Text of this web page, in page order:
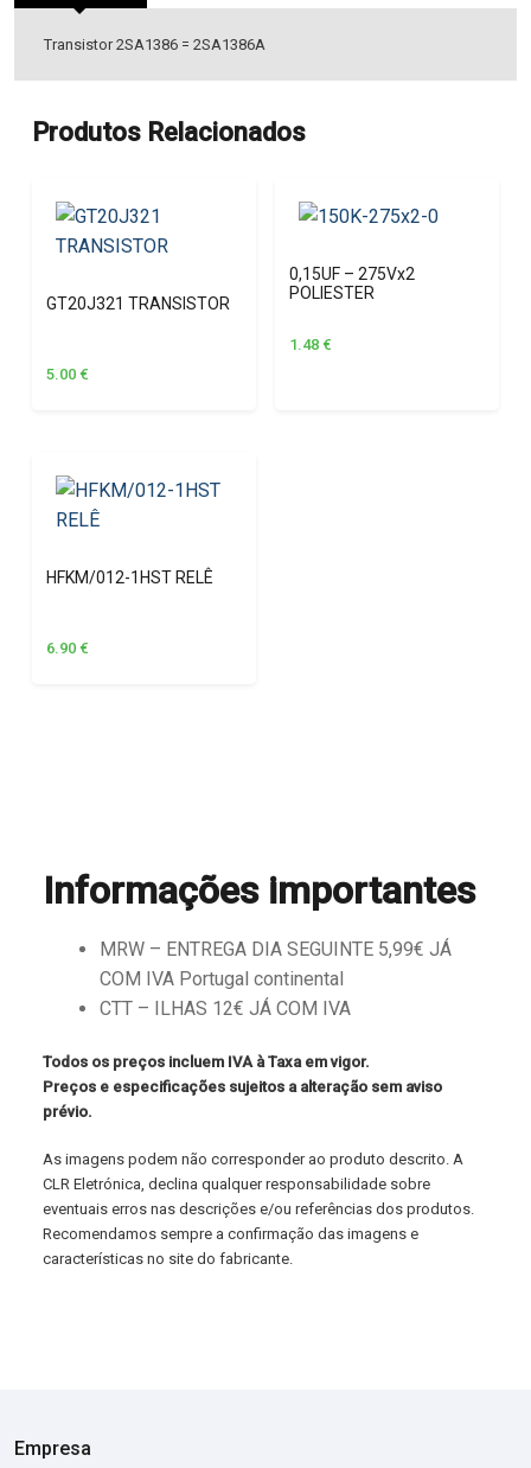
Transistor 2SA1386 = 2SA1386A
Produtos Relacionados
GT20J321 TRANSISTOR
5.00 €
0,15UF – 275Vx2
POLIESTER
1.48 €
HFKM/012-1HST RELÊ
6.90 €
Informações importantes
MRW – ENTREGA DIA SEGUINTE 5,99€ JÁ
COM IVA Portugal continental
CTT – ILHAS 12€ JÁ COM IVA
Todos os preços incluem IVA à Taxa em vigor.
Preços e especificações sujeitos a alteração sem aviso
prévio.
As imagens podem não corresponder ao produto descrito. A
CLR Eletrónica, declina qualquer responsabilidade sobre
eventuais erros nas descrições e/ou referências dos produtos.
Recomendamos sempre a confirmação das imagens e
características no site do fabricante.
Empresa